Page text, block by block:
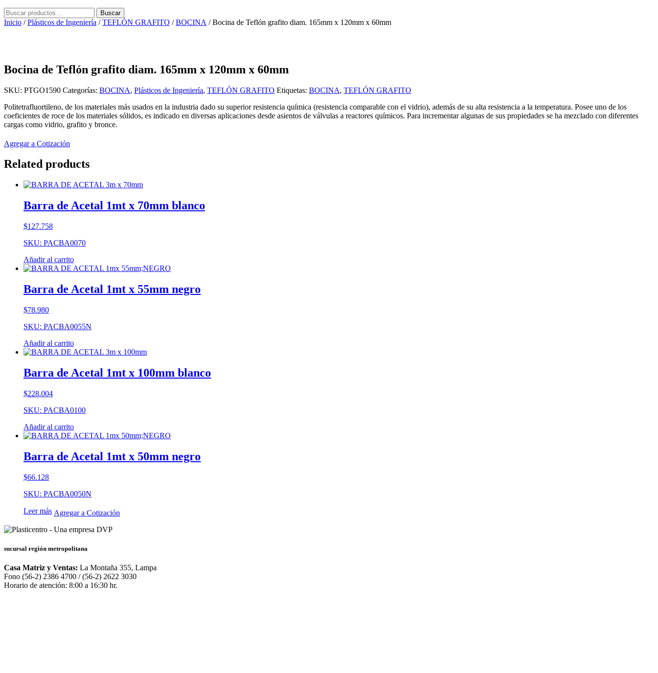
Buscar
por:
Buscar
Inicio /Plásticos de Ingeniería /TEFLÓN GRAFITO /BOCINA / Bocina de Teflón grafito diam. 165mm x 120mm x 60mm
Bocina de Teflón grafito diam. 165mm x 120mm x 60mm
SKU: PTGO1590 Categorías: BOCINA, Plásticos de Ingeniería, TEFLÓN GRAFITO Etiquetas: BOCINA, TEFLÓN GRAFITO
Politetrafluortileno, de los materiales más usados en la industria dado su superior resistencia química (resistencia comparable con el vidrio), además de su alta resistencia a la temperatura. Posee uno de los
coeficientes de roce de los materiales sólidos, es indicado en diversas aplicaciones desde asientos de válvulas a reactores químicos. Para incrementar algunas de sus propiedades se ha mezclado con diferentes
cargas como vidrio, grafito y bronce.
Agregar a Cotización
Related products
Barra de Acetal 1mt x 70mm blanco
$127.758
SKU: PACBA0070
Añadir al carrito
Barra de Acetal 1mt x 55mm negro
$78.980
SKU: PACBA0055N
Añadir al carrito
Barra de Acetal 1mt x 100mm blanco
$228.004
SKU: PACBA0100
Añadir al carrito
Barra de Acetal 1mt x 50mm negro
$66.128
SKU: PACBA0050N
Leer más Agregar a Cotización
sucursal región metropolitana
Casa Matriz y Ventas: La Montaña 355, Lampa
Fono (56-2) 2386 4700 / (56-2) 2622 3030
Horario de atención: 8:00 a 16:30 hr.